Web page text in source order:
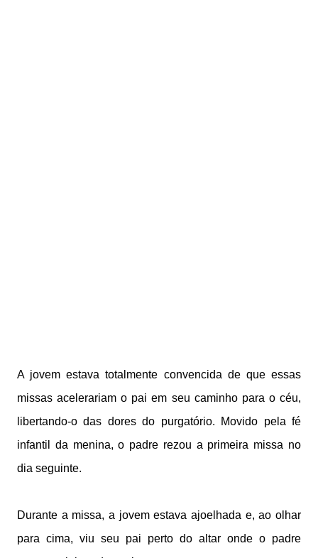
A jovem estava totalmente convencida de que essas
missas acelerariam o pai em seu caminho para o céu,
libertando-o das dores do purgatório. Movido pela fé
infantil da menina, o padre rezou a primeira missa no
dia seguinte.
Durante a missa, a jovem estava ajoelhada e, ao olhar
para cima, viu seu pai perto do altar onde o padre